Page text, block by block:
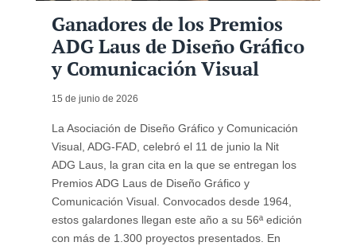
Ganadores de los Premios
ADG Laus de Diseño Gráfico
y Comunicación Visual
15 de junio de 2026
La Asociación de Diseño Gráfico y Comunicación
Visual, ADG-FAD, celebró el 11 de junio la Nit
ADG Laus, la gran cita en la que se entregan los
Premios ADG Laus de Diseño Gráfico y
Comunicación Visual. Convocados desde 1964,
estos galardones llegan este año a su 56ª edición
con más de 1.300 proyectos presentados. En